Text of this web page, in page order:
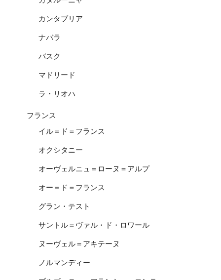
カンタブリア
ナバラ
バスク
マドリード
ラ・リオハ
フランス
イル＝ド＝フランス
オクシタニー
オーヴェルニュ＝ローヌ＝アルプ
オー＝ド＝フランス
グラン・テスト
サントル＝ヴァル・ド・ロワール
ヌーヴェル＝アキテーヌ
ノルマンディー